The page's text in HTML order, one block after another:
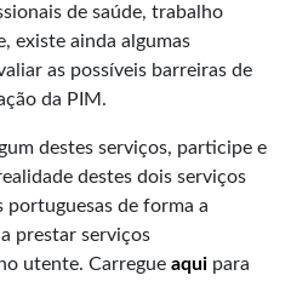
de saúde, trabalho
existe ainda algumas
as possíveis barreiras de
da PIM.
destes serviços, participe e
destes dois serviços
portuguesas de forma a
prestar serviços
utente. Carregue aqui para